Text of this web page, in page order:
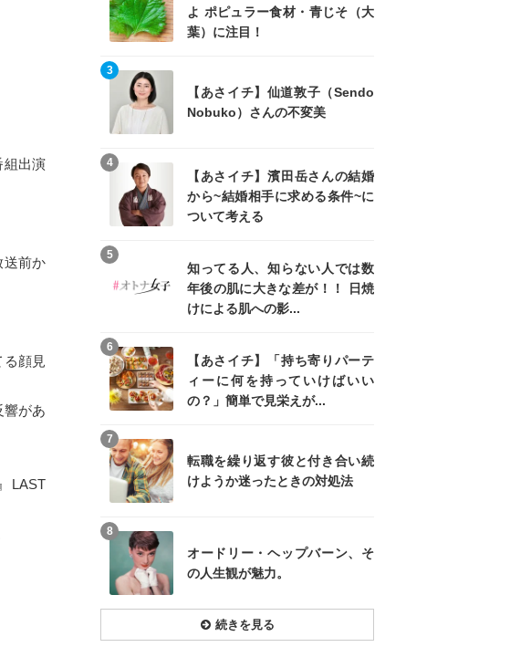
組出演
送前か
顔見
響があ
LAST
よ ポピュラー食材・青じそ（大
葉）に注目！
【あさイチ】仙道敦子（Sendo
Nobuko）さんの不変美
3
【あさイチ】濱田岳さんの結婚
から~結婚相手に求める条件~に
ついて考える
4
知ってる人、知らない人では数
年後の肌に大きな差が！！ 日焼
けによる肌への影...
5
【あさイチ】「持ち寄りパーテ
ィーに何を持っていけばいい
の？」簡単で見栄えが...
6
転職を繰り返す彼と付き合い続
けようか迷ったときの対処法
7
オードリー・ヘップバーン、そ
の人生観が魅力。
8
続きを見る